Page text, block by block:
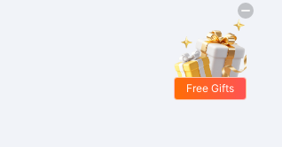
Free Gifts